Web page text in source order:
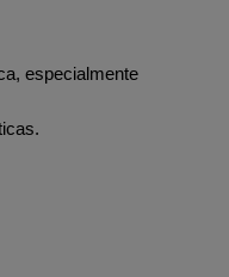
especialmente